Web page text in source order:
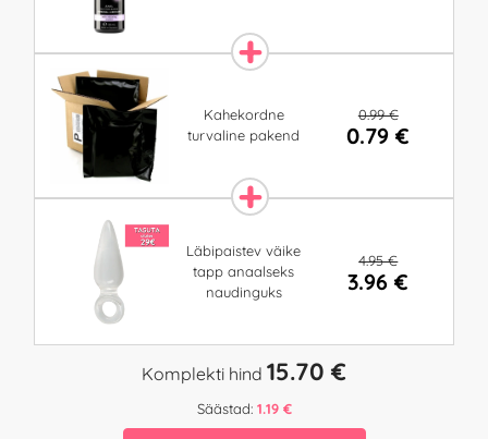
Kahekordne
turvaline pakend
0.99 €
0.79 €
Läbipaistev väike
tapp anaalseks
naudinguks
4.95 €
3.96 €
Komplekti hind 15.70 €
Säästad: 1.19 €